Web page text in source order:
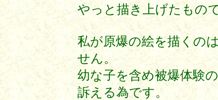
やっと描き上げたもの
私が原爆の絵を描くの
せん。
幼な子を含め被爆体験
訴える為です。